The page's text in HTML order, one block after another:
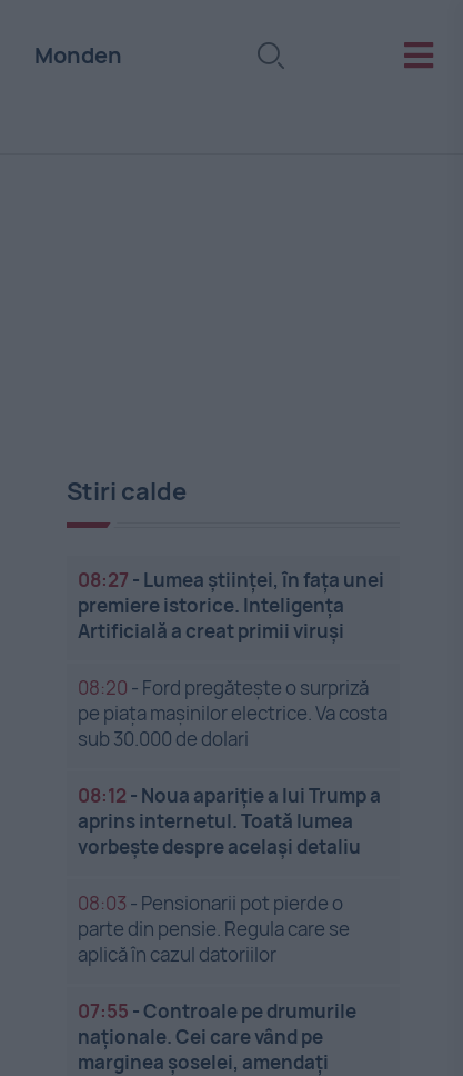
Monden
Stiri calde
08:27 - Lumea științei, în fața unei
premiere istorice. Inteligența
Artificială a creat primii viruși
08:20 - Ford pregătește o surpriză
pe piața mașinilor electrice. Va costa
sub 30.000 de dolari
08:12 - Noua apariție a lui Trump a
aprins internetul. Toată lumea
vorbește despre același detaliu
08:03 - Pensionarii pot pierde o
parte din pensie. Regula care se
aplică în cazul datoriilor
07:55 -Controale pe drumurile
naționale. Cei care vând pe
marginea șoselei, amendați